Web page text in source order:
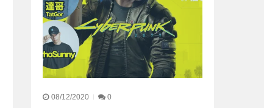
08/12/2020 0